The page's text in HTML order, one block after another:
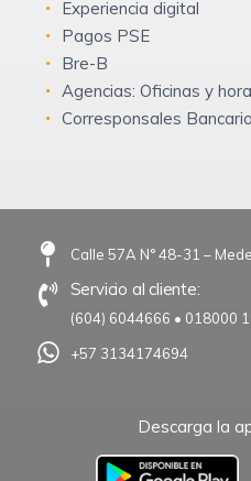
Experiencia digital
Pagos PSE
Bre-B
Agencias: Oficinas y
Corresponsales
Calle 57A N° 48-31 –
Servicio al cliente:
(604) 6044666 • 018000
+57 3134174694
Descarga la